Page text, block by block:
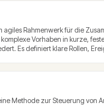
agiles Rahmenwerk für die
Vorhaben in kurze,
Es definiert klare Rollen,
Methode zur Steuerung von